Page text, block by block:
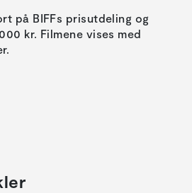
på BIFFs prisutdeling og
kr. Filmene vises med